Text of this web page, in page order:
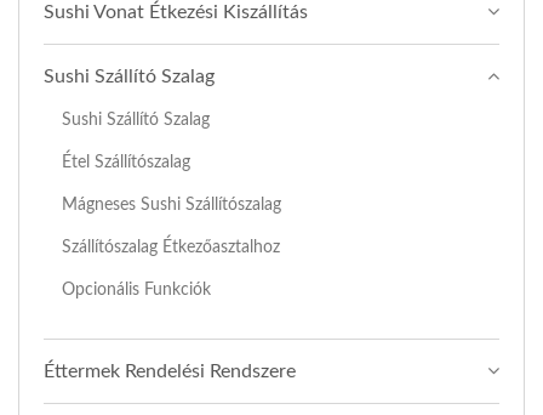
Sushi Vonat Étkezési Kiszállítás
Sushi Szállító Szalag
Sushi Szállító Szalag
Étel Szállítószalag
Mágneses Sushi Szállítószalag
Szállítószalag Étkezőasztalhoz
Opcionális Funkciók
Éttermek Rendelési Rendszere